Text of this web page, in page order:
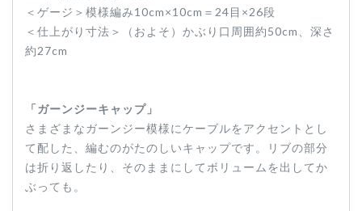
＜ゲージ＞模様編み10cm×10cm＝24目×26段
＜仕上がり寸法＞（およそ）かぶり口周囲約50cm、深さ
約27cm
「ガーンジーキャップ」
さまざまなガーンジー模様にケーブルをアクセントとし
て配した、編むのがたのしいキャップです。リブの部分
は折り返したり、そのままにしてボリュームを出してか
ぶっても。